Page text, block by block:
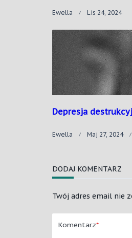
Ewella Lis 24, 2024
Depresja
Ewella Maj 27, 2024
DODAJ KOMENTARZ
Twój adres email nie
Komentarz*